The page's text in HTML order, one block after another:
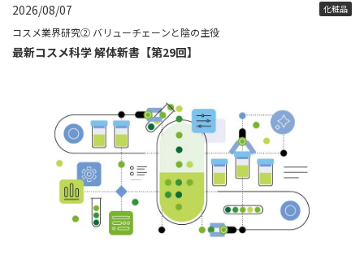
2026/08/07 化粧品
コスメ業界研究② バリューチェーンと陰の主役
最新コスメ科学 解体新書【第29回】